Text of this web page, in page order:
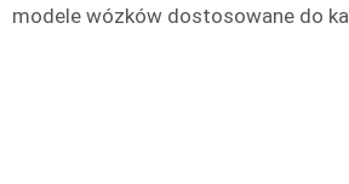
modele wózków dostosowane do